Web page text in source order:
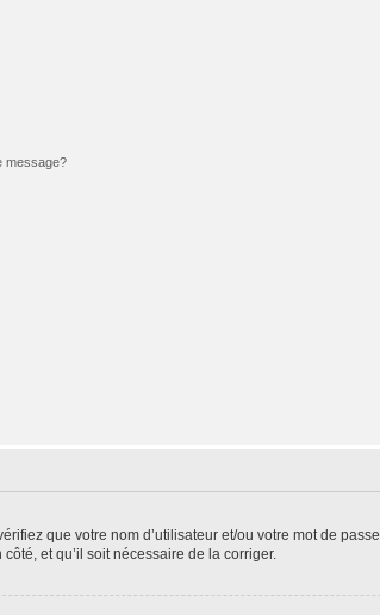
message?
que votre nom d’utilisateur et/ou votre mot de
et qu’il soit nécessaire de la corriger.